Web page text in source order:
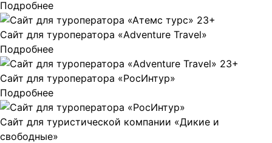
Подробнее
Сайт для туроператора «Adventure Travel»
Подробнее
Сайт для туроператора «РосИнтур»
Подробнее
Сайт для туристической компании «Дикие и
свободные»